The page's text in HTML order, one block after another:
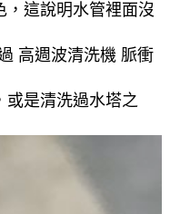
這說明水管裡面沒
高週波清洗機 脈衝
或是清洗過水塔之